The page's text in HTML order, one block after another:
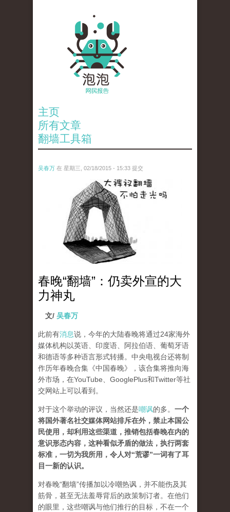
主页
所有文章
翻墙工具箱
吴春万 在 星期三, 02/18/2015 - 15:33 提交
da_ku_cha_.jpg
春晚“翻墙”：仍卖外宣的大
力神丸
文/ 吴春万
此前有消息说，今年的大陆春晚将通过24家海外
媒体机构以英语、印度语、阿拉伯语、葡萄牙语
和德语等多种语言形式转播。中央电视台还将制
作历年春晚合集《中国春晚》，该合集将推向海
外市场，在YouTube、GooglePlus和Twitter等社
交网站上可以看到。
对于这个举动的评议，当然还是嘲讽的多。 一个
将国外著名社交媒体网站排斥在外，禁止本国公
民使用，却利用这些渠道，推销包括春晚在内的
意识形态内容，这种看似矛盾的做法，执行两套
标准，一切为我所用，令人对“荒谬”一词有了耳
目一新的认识。
对春晚“翻墙”传播加以冷嘲热讽，并不能伤及其
筋骨，甚至无法羞辱背后的政策制订者。在他们
的眼里，这些嘲讽与他们推行的目标，不在一个